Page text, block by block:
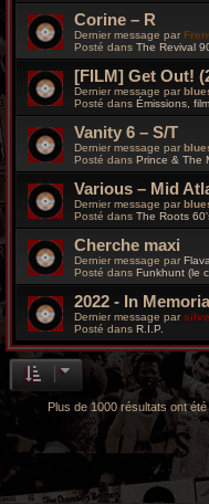
Corine – R
Dernier message par
Posté dans The Revival
[FILM] Get Out!
Dernier message par
Posté dans Émissions,
Vanity 6 – S/T
Dernier message par
Posté dans Prince & The
Various – Mid
Dernier message par
Posté dans The Roots
Cherche maxi
Dernier message par
Posté dans Funkhunt (le
2022 - In
Dernier message par
Posté dans R.I.P.
Plus de 1000 résultats ont